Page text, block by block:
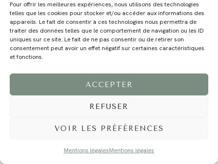
Pour offrir les meilleures expériences, nous utilisons des technologies
telles que les cookies pour stocker et/ou accéder aux informations des
appareils. Le fait de consentir à ces technologies nous permettra de
traiter des données telles que le comportement de navigation ou les ID
uniques sur ce site. Le fait de ne pas consentir ou de retirer son
consentement peut avoir un effet négatif sur certaines caractéristiques
et fonctions.
ACCEPTER
REFUSER
VOIR LES PRÉFÉRENCES
Mentions légalesMentions légales
MAGALI PRESTATIONS YOGA VOYAGE BLOG CONTACT
©2024 EI Magali Selvi - Photographe Famille et Mariage - Nice - Côte d'Azur -